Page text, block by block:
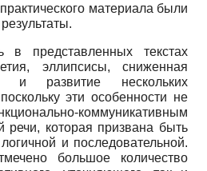
материала были
представленных текстах
эллипсисы, сниженная
и развитие нескольких
эти особенности не
коммуникативным
речи, которая призвана быть
и последовательной.
большое количество